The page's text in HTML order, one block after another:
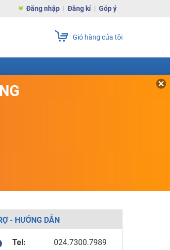
Đăng nhập Đăng kí Góp ý
Giỏ hàng của tôi
- HƯỚNG DẪN
Tel:
024.7300.7989